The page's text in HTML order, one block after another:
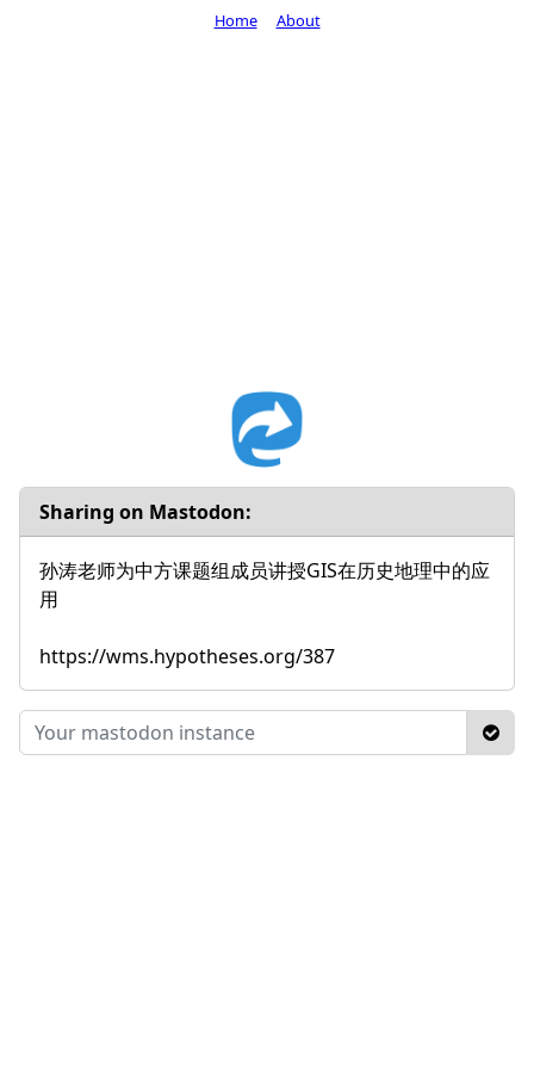
Sharing on Mastodon:
孙涛老师为中方课题组成员讲授GIS在历史地理中的应
用
https://wms.hypotheses.org/387
Home About